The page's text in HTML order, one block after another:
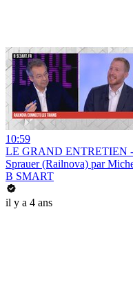
10:59
LE GRAND ENTRETIEN -
Sprauer (Railnova) par
B SMART
il y a 4 ans